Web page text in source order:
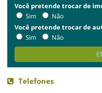
Você pretende trocar de
Sim
Não
Você pretende trocar de
Sim
Não
Telefones